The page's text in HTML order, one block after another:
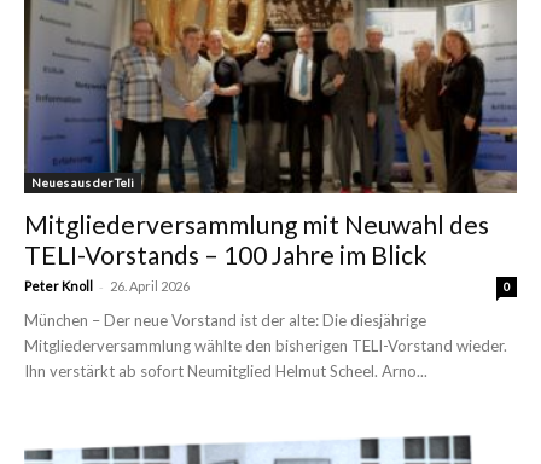
Neues aus der Teli
Mitgliederversammlung mit Neuwahl des
TELI-Vorstands – 100 Jahre im Blick
Peter Knoll - 26. April 2026 0
München – Der neue Vorstand ist der alte: Die diesjährige
Mitgliederversammlung wählte den bisherigen TELI-Vorstand wieder.
Ihn verstärkt ab sofort Neumitglied Helmut Scheel. Arno...